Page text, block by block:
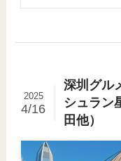
深圳グル
シュラン
田他）
2025
4/16